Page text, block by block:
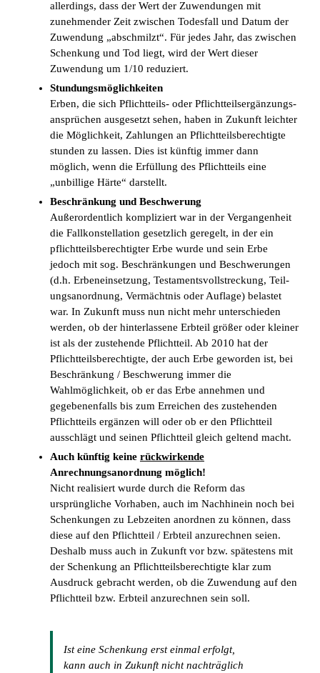
allerdings, dass der Wert der Zuwendungen mit
zunehmender Zeit zwischen Todesfall und Datum der
Zuwendung „abschmilzt“. Für jedes Jahr, das zwischen
Schenkung und Tod liegt, wird der Wert dieser
Zuwendung um 1/10 reduziert.
Stundungsmöglichkeiten
Erben, die sich Pflichtteils- oder Pflichtteilsergänzungs­
ansprüchen ausgesetzt sehen, haben in Zukunft leichter
die Möglichkeit, Zahlungen an Pflichtteilsberechtigte
stunden zu lassen. Dies ist künftig immer dann
möglich, wenn die Erfüllung des Pflichtteils eine
„unbillige Härte“ darstellt.
Beschränkung und Beschwerung
Außerordentlich kompliziert war in der Vergangenheit
die Fallkonstellation gesetzlich geregelt, in der ein
pflichtteilsberechtigter Erbe wurde und sein Erbe
jedoch mit sog. Beschränkungen und Beschwerungen
(d.h. Erbeneinsetzung, Testamentsvollstreckung, Teil­
ungsanordnung, Vermächtnis oder Auflage) belastet
war. In Zukunft muss nun nicht mehr unterschieden
werden, ob der hinterlassene Erbteil größer oder kleiner
ist als der zustehende Pflichtteil. Ab 2010 hat der
Pflichtteilsberechtigte, der auch Erbe geworden ist, bei
Beschränkung / Beschwerung immer die
Wahlmöglichkeit, ob er das Erbe annehmen und
gegebenenfalls bis zum Erreichen des zustehenden
Pflichtteils ergänzen will oder ob er den Pflichtteil
ausschlägt und seinen Pflichtteil gleich geltend macht.
Auch künftig keine rückwirkende
Anrechnungsanordnung möglich!
Nicht realisiert wurde durch die Reform das
ursprüngliche Vorhaben, auch im Nachhinein noch bei
Schenkungen zu Lebzeiten anordnen zu können, dass
diese auf den Pflichtteil / Erbteil anzurechnen seien.
Deshalb muss auch in Zukunft vor bzw. spätestens mit
der Schenkung an Pflichtteilsberechtigte klar zum
Ausdruck gebracht werden, ob die Zuwendung auf den
Pflichtteil bzw. Erbteil anzurechnen sein soll.
Ist eine Schenkung erst einmal erfolgt,
kann auch in Zukunft nicht nachträglich